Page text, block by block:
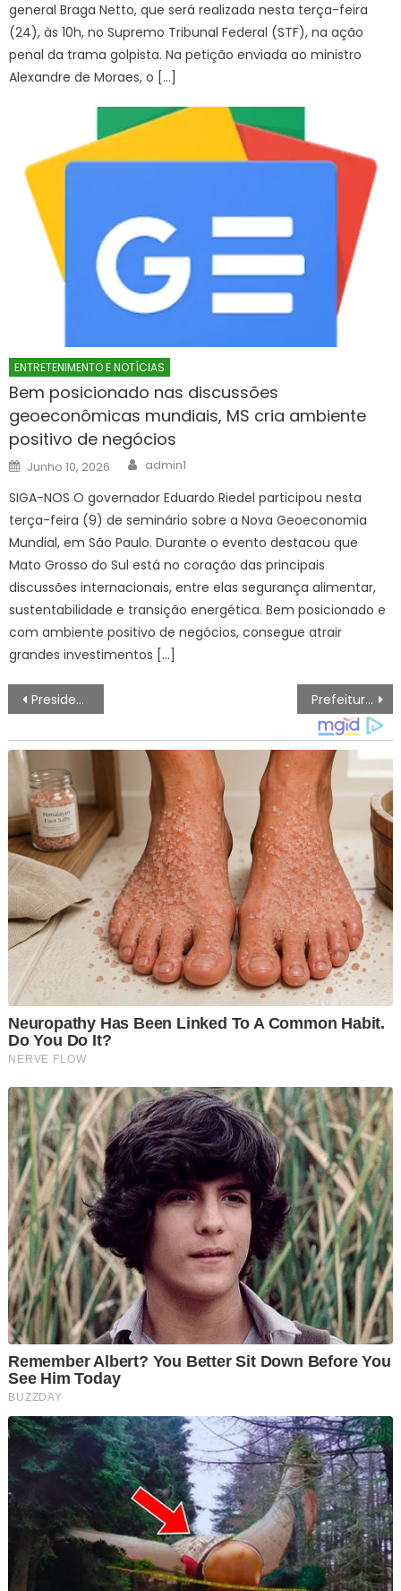
general Braga Netto, que será realizada nesta terça-feira
(24), às 10h, no Supremo Tribunal Federal (STF), na ação
penal da trama golpista. Na petição enviada ao ministro
Alexandre de Moraes, o […]
ENTRETENIMENTO E NOTÍCIAS
Bem posicionado nas discussões
geoeconômicas mundiais, MS cria ambiente
positivo de negócios
Posted
on
Junho 10, 2026 Author
admin1
SIGA-NOS O governador Eduardo Riedel participou nesta
terça-feira (9) de seminário sobre a Nova Geoeconomia
Mundial, em São Paulo. Durante o evento destacou que
Mato Grosso do Sul está no coração das principais
discussões internacionais, entre elas segurança alimentar,
sustentabilidade e transição energética. Bem posicionado e
com ambiente positivo de negócios, consegue atrair
grandes investimentos […]
Navegação
de
artigos
Presidente Petro denuncia fraude contra o voto na eleição da Colômbia Prefeitura presta orientações sobre entrevistas de emprego nesta terça-feira (23) – Agência de Notícias